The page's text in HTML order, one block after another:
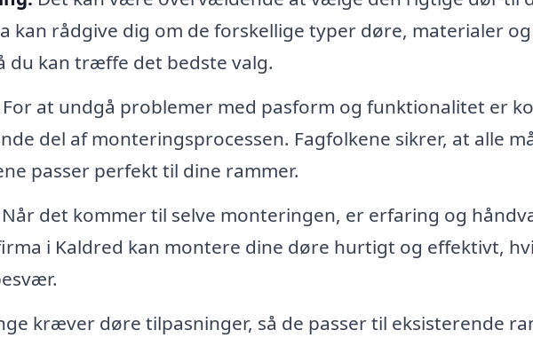
kan rådgive dig om de forskellige typer døre, materialer og
du kan træffe det bedste valg.
For at undgå problemer med pasform og funktionalitet er
del af monteringsprocessen. Fagfolkene sikrer, at alle
passer perfekt til dine rammer.
Når det kommer til selve monteringen, er erfaring og
i Kaldred kan montere dine døre hurtigt og effektivt,
kræver døre tilpasninger, så de passer til eksisterende